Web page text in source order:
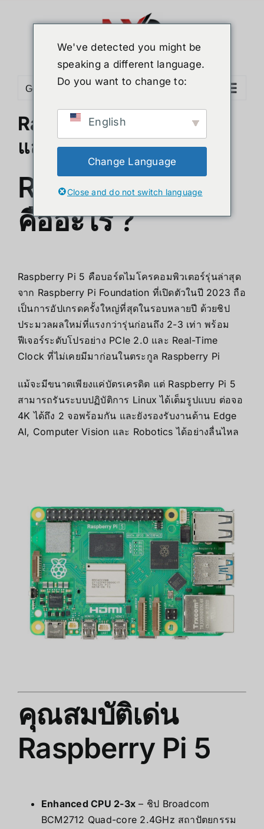
Go to...
Raspberry Pi 5 คืออะไร ?
และดีกว่า Pi 4 อย่างไร
Raspberry Pi 5
คืออะไร ?
Raspberry Pi 5 คือบอร์ดไมโครคอมพิวเตอร์รุ่นล่าสุด
จาก Raspberry Pi Foundation ที่เปิดตัวในปี 2023 ถือ
เป็นการอัปเกรดครั้งใหญ่ที่สุดในรอบหลายปี ด้วยชิป
ประมวลผลใหม่ที่แรงกว่ารุ่นก่อนถึง 2-3 เท่า พร้อม
ฟีเจอร์ระดับโปรอย่าง PCIe 2.0 และ Real-Time
Clock ที่ไม่เคยมีมาก่อนในตระกูล Raspberry Pi
แม้จะมีขนาดเพียงแค่บัตรเครดิต แต่ Raspberry Pi 5
สามารถรันระบบปฏิบัติการ Linux ได้เต็มรูปแบบ ต่อจอ
4K ได้ถึง 2 จอพร้อมกัน และยังรองรับงานด้าน Edge
AI, Computer Vision และ Robotics ได้อย่างลื่นไหล
คุณสมบัติเด่น
Raspberry Pi 5
Enhanced CPU 2-3x – ชิป Broadcom
BCM2712 Quad-core 2.4GHz สถาปัตยกรรม
We've detected you might be
speaking a different language.
Do you want to change to:
English
Change Language
Close and do not switch language